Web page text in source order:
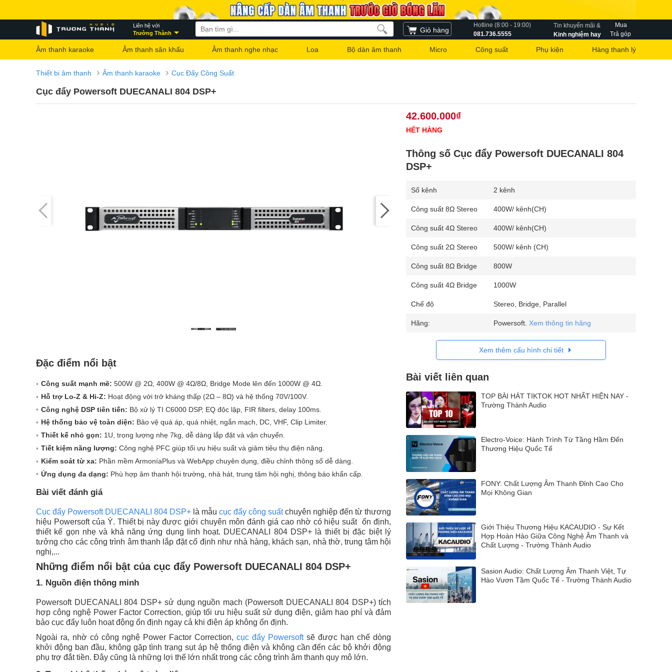
Liên hệ với
Trường Thành
Giỏ hàng
Hotline (8:00 - 19:00)
081.736.5555
Tin khuyến mãi &
Kinh nghiệm hay
Mua
Trả góp
Âm thanh karaoke Âm thanh sân khấu Âm thanh nghe nhạc Loa Bộ dàn âm thanh Micro Công suất Phụ kiện Hàng thanh lý
Thiết bị âm thanh › Âm thanh karaoke › Cục Đẩy Công Suất
Cục đẩy Powersoft DUECANALI 804 DSP+
Đặc điểm nổi bật
Công suất mạnh mẽ: 500W @ 2Ω, 400W @ 4Ω/8Ω, Bridge Mode lên đến 1000W @ 4Ω.
Hỗ trợ Lo-Z & Hi-Z: Hoạt động với trở kháng thấp (2Ω – 8Ω) và hệ thống 70V/100V.
Công nghệ DSP tiên tiến: Bộ xử lý TI C6000 DSP, EQ độc lập, FIR filters, delay 100ms.
Hệ thống bảo vệ toàn diện: Bảo vệ quá áp, quá nhiệt, ngắn mạch, DC, VHF, Clip Limiter.
Thiết kế nhỏ gọn: 1U, trọng lượng nhẹ 7kg, dễ dàng lắp đặt và vận chuyển.
Tiết kiệm năng lượng: Công nghệ PFC giúp tối ưu hiệu suất và giảm tiêu thụ điện năng.
Kiểm soát từ xa: Phần mềm ArmoníaPlus và WebApp chuyên dụng, điều chỉnh thông số dễ dàng.
Ứng dụng đa dạng: Phù hợp âm thanh hội trường, nhà hát, trung tâm hội nghị, thông báo khẩn cấp.
Bài viết đánh giá
Cục đẩy Powersoft DUECANALI 804 DSP+ là mẫu cục đẩy công suấtchuyên nghiệp đến từ thương
hiệu Powersoft của Ý. Thiết bị này được giới chuyên môn đánh giá cao nhờ có hiệu suất ổn định,
thiết kế gọn nhẹ và khả năng ứng dụng linh hoạt. DUECANALI 804 DSP+ là thiết bị đặc biệt lý
tưởng cho các công trình âm thanh lắp đặt cố định như nhà hàng, khách sạn, nhà thờ, trung tâm hội
nghị,...
Những điểm nổi bật của cục đẩy Powersoft DUECANALI 804 DSP+
1. Nguồn điện thông minh
Powersoft DUECANALI 804 DSP+ sử dụng nguồn mạch (Powersoft DUECANALI 804 DSP+) tích
hợp công nghệ Power Factor Correction, giúp tối ưu hiệu suất sử dụng điện, giảm hao phí và đảm
bảo cục đẩy luôn hoạt động ổn định ngay cả khi điện áp không ổn định.
Ngoài ra, nhờ có công nghệ Power Factor Correction, cục đẩy Powersoftsẽ được hạn chế dòng
khởi động ban đầu, không gặp tình trạng sụt áp hệ thống điện và không cần đến các bộ khởi động
phụ trợ đắt tiền. Đây cũng là những lợi thế lớn nhất trong các công trình âm thanh quy mô lớn.
42.600.000₫
HẾT HÀNG
Thông số Cục đẩy Powersoft DUECANALI 804
DSP+
Số kênh 2 kênh
Công suất 8Ω Stereo 400W/ kênh(CH)
Công suất 4Ω Stereo 400W/ kênh(CH)
Công suất 2Ω Stereo 500W/ kênh (CH)
Công suất 8Ω Bridge 800W
Công suất 4Ω Bridge 1000W
Chế độ Stereo, Bridge, Parallel
Hãng: Powersoft. Xem thông tin hãng
Xem thêm cấu hình chi tiết
Bài viết liên quan
TOP BÀI HÁT TIKTOK HOT NHẤT HIỆN NAY -
Trường Thành Audio
Electro-Voice: Hành Trình Từ Tầng Hầm Đến
Thương Hiệu Quốc Tế
FONY: Chất Lượng Âm Thanh Đỉnh Cao Cho
Mọi Không Gian
Giới Thiệu Thương Hiệu KACAUDIO - Sự Kết
Hợp Hoàn Hảo Giữa Công Nghệ Âm Thanh và
Chất Lượng - Trường Thành Audio
Sasion Audio: Chất Lượng Âm Thanh Việt, Tự
Hào Vươn Tầm Quốc Tế - Trường Thành Audio